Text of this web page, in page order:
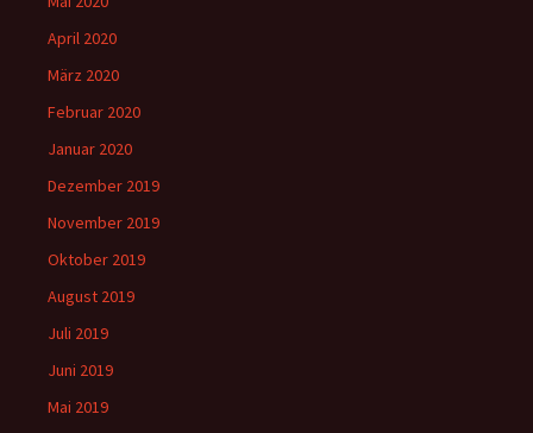
April 2020
März 2020
Februar 2020
Januar 2020
Dezember 2019
November 2019
Oktober 2019
August 2019
Juli 2019
Juni 2019
Mai 2019